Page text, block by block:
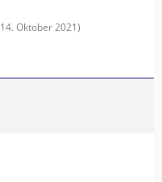
14. Oktober 2021)